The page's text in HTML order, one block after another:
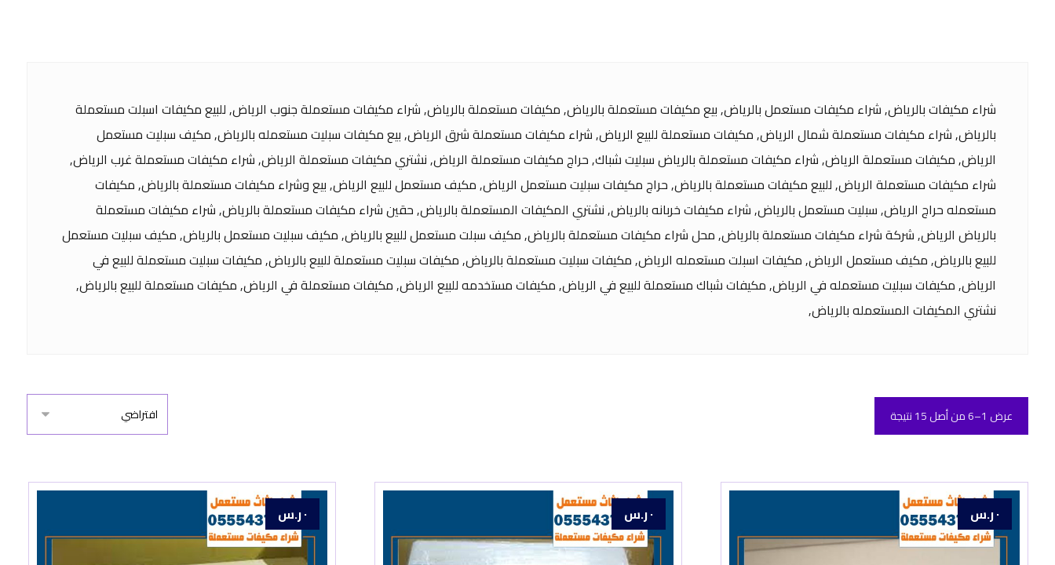
شراء مكيفات بالرياض, شراء مكيفات مستعمل بالرياض, بيع مكيفات مستعملة بالرياض, مكيفات مستعملة بالرياض, شراء مكيفات مستعملة جنوب الرياض, للبيع مكيفات اسبلت مستعملة
بالرياض, شراء مكيفات مستعملة شمال الرياض, مكيفات مستعملة للبيع الرياض, شراء مكيفات مستعملة شرق الرياض, بيع مكيفات سبليت مستعمله بالرياض, مكيف سبليت مستعمل
الرياض, مكيفات مستعملة الرياض, شراء مكيفات مستعملة بالرياض سبليت شباك, حراج مكيفات مستعملة الرياض, نشتري مكيفات مستعملة الرياض, شراء مكيفات مستعملة غرب الرياض,
شراء مكيفات مستعملة الرياض, للبيع مكيفات مستعملة بالرياض, حراج مكيفات سبليت مستعمل الرياض, مكيف مستعمل للبيع الرياض, بيع وشراء مكيفات مستعملة بالرياض, مكيفات
مستعمله حراج الرياض, سبليت مستعمل بالرياض, شراء مكيفات خربانه بالرياض, نشتري المكيفات المستعملة بالرياض, حقين شراء مكيفات مستعملة بالرياض, شراء مكيفات مستعملة
بالرياض الرياض, شركة شراء مكيفات مستعملة بالرياض, محل شراء مكيفات مستعملة بالرياض, مكيف سبلت مستعمل للبيع بالرياض, مكيف سبليت مستعمل بالرياض, مكيف سبليت مستعمل
للبيع بالرياض, مكيف مستعمل الرياض, مكيفات اسبلت مستعمله الرياض, مكيفات سبليت مستعملة بالرياض, مكيفات سبليت مستعملة للبيع بالرياض, مكيفات سبليت مستعملة للبيع في
الرياض, مكيفات سبليت مستعمله في الرياض, مكيفات شباك مستعملة للبيع في الرياض, مكيفات مستخدمه للبيع الرياض, مكيفات مستعملة في الرياض, مكيفات مستعملة للبيع بالرياض,
نشتري المكيفات المستعمله بالرياض,
عرض 1–6 من أصل 15 نتيجة
٠ر.س ٠ر.س ٠ر.س